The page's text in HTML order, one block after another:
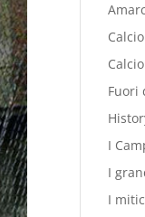
Fuori
I
I
I